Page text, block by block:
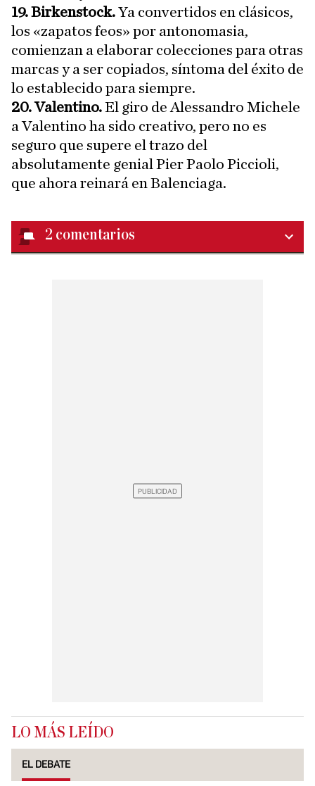
19. Birkenstock.Ya convertidos en clásicos,
los «zapatos feos» por antonomasia,
comienzan a elaborar colecciones para otras
marcas y a ser copiados, síntoma del éxito de
lo establecido para siempre.
20. Valentino.El giro de Alessandro Michele
a Valentino ha sido creativo, pero no es
seguro que supere el trazo del
absolutamente genial Pier Paolo Piccioli,
que ahora reinará en Balenciaga.
2 comentarios
LO MÁS LEÍDO
EL DEBATE